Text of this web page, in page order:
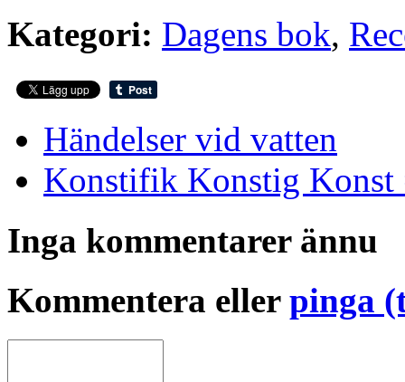
Kategori: Dagens bok,
Händelser vid vatten
Konstifik Konstig
Inga kommentarer ännu
Kommentera eller pinga